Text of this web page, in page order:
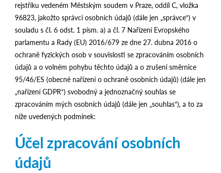
rejstříku vedeném Městským soudem v Praze, oddíl C, vložka
96823, jakožto správci osobních údajů (dále jen „správce“) v
souladu s čl. 6 odst. 1 písm. a) a čl. 7 Nařízení Evropského
parlamentu a Rady (EU) 2016/679 ze dne 27. dubna 2016 o
ochraně fyzických osob v souvislosti se zpracováním osobních
údajů a o volném pohybu těchto údajů a o zrušení směrnice
95/46/ES (obecné nařízení o ochraně osobních údajů) (dále jen
„nařízení GDPR“) svobodný a jednoznačný souhlas se
zpracováním mých osobních údajů (dále jen „souhlas“), a to za
níže uvedených podmínek:
Účel zpracování osobních
údajů